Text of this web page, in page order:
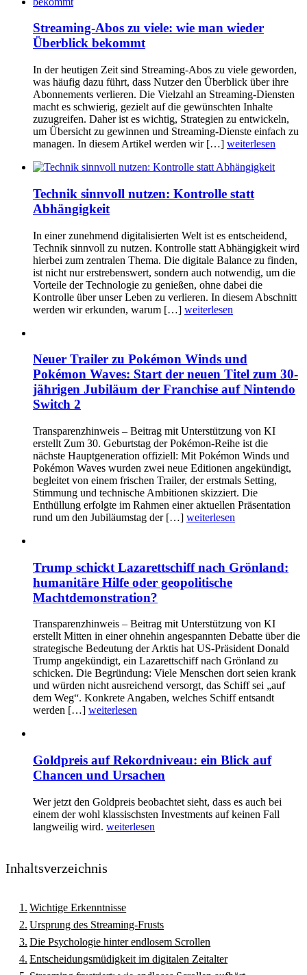
Streaming-Abos zu viele: wie man wieder
Überblick bekommt
In der heutigen Zeit sind Streaming-Abos zu viele geworden,
was häufig dazu führt, dass Nutzer den Überblick über ihre
Abonnements verlieren. Die Vielzahl an Streaming-Diensten
macht es schwierig, gezielt auf die gewünschten Inhalte
zuzugreifen. Daher ist es wichtig, Strategien zu entwickeln,
um Übersicht zu gewinnen und Streaming-Dienste einfach zu
managen. In diesem Artikel werden wir […] weiterlesen
Technik sinnvoll nutzen: Kontrolle statt
Abhängigkeit
In einer zunehmend digitalisierten Welt ist es entscheidend,
Technik sinnvoll zu nutzen. Kontrolle statt Abhängigkeit wird
hierbei zum zentralen Thema. Die digitale Balance zu finden,
ist nicht nur erstrebenswert, sondern auch notwendig, um die
Vorteile der Technologie zu genießen, ohne dabei die
Kontrolle über unser Leben zu verlieren. In diesem Abschnitt
werden wir erkunden, warum […] weiterlesen
Neuer Trailer zu Pokémon Winds und
Pokémon Waves: Start der neuen Titel zum 30-
jährigen Jubiläum der Franchise auf Nintendo
Switch 2
Transparenzhinweis – Beitrag mit Unterstützung von KI
erstellt Zum 30. Geburtstag der Pokémon-Reihe ist die
nächste Hauptgeneration offiziell: Mit Pokémon Winds und
Pokémon Waves wurden zwei neue Editionen angekündigt,
begleitet von einem frischen Trailer, der erstmals Setting,
Stimmung und technische Ambitionen skizziert. Die
Enthüllung erfolgte im Rahmen einer aktuellen Präsentation
rund um den Jubiläumstag der […] weiterlesen
Trump schickt Lazarettschiff nach Grönland:
humanitäre Hilfe oder geopolitische
Machtdemonstration?
Transparenzhinweis – Beitrag mit Unterstützung von KI
erstellt Mitten in einer ohnehin angespannten Debatte über die
strategische Bedeutung der Arktis hat US-Präsident Donald
Trump angekündigt, ein Lazarettschiff nach Grönland zu
schicken. Die Begründung: Viele Menschen dort seien krank
und würden nicht ausreichend versorgt, das Schiff sei „auf
dem Weg“. Konkrete Angaben, welches Schiff entsandt
werden […] weiterlesen
Goldpreis auf Rekordniveau: ein Blick auf
Chancen und Ursachen
Wer jetzt den Goldpreis beobachtet sieht, dass es auch bei
einem der wohl klassischsten Investments auf keinen Fall
langweilig wird. weiterlesen
Inhaltsverzeichnis
Wichtige Erkenntnisse
Ursprung des Streaming-Frusts
Die Psychologie hinter endlosem Scrollen
Entscheidungsmüdigkeit im digitalen Zeitalter